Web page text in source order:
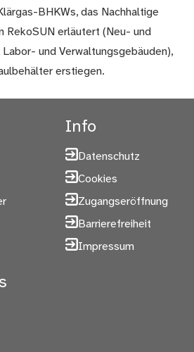
BHKWs, das Nachhaltige
RekoSUN erläutert (Neu- und
und Verwaltungsgebäuden),
erstiegen.
Info
Datenschutz
Cookies
Zugangseröffnung
Barrierefreiheit
Impressum